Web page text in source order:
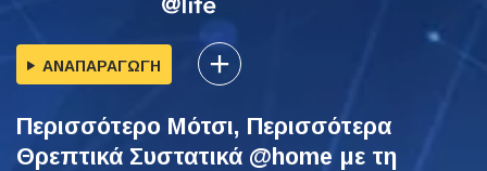
ΑΝΑΠΑΡΑΓΩΓΗ
Περισσότερο Μότσι, Περισσότερα
Θρεπτικά Συστατικά @home με τη